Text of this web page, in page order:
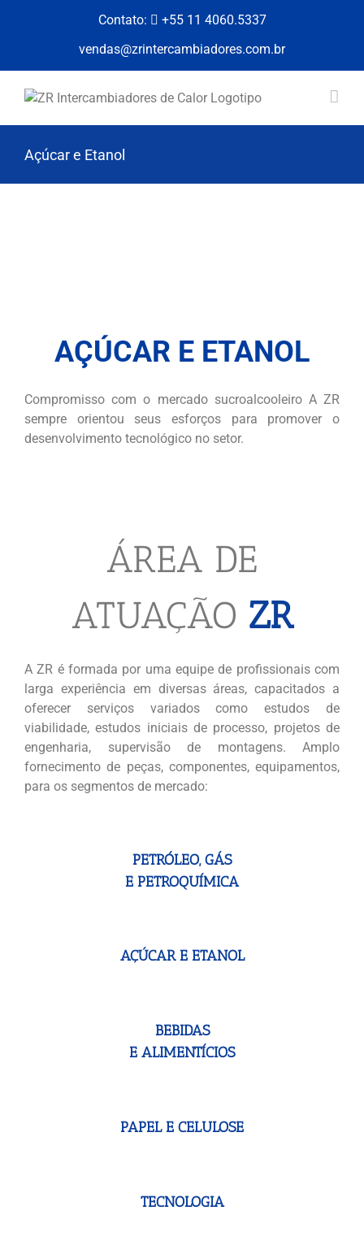
Contato:
+55 11 4060.5337
vendas@zrintercambiadores.com.br
Açúcar e Etanol
AÇÚCAR E ETANOL
Compromisso com o mercado sucroalcooleiro A ZR
sempre orientou seus esforços para promover o
desenvolvimento tecnológico no setor.
ÁREA DE
ATUAÇÃO ZR
A ZR é formada por uma equipe de profissionais com
larga experiência em diversas áreas, capacitados a
oferecer serviços variados como estudos de
viabilidade, estudos iniciais de processo, projetos de
engenharia, supervisão de montagens. Amplo
fornecimento de peças, componentes, equipamentos,
para os segmentos de mercado:
PETRÓLEO, GÁS
E PETROQUÍMICA
AÇÚCAR E ETANOL
BEBIDAS
E ALIMENTÍCIOS
PAPEL E CELULOSE
TECNOLOGIA